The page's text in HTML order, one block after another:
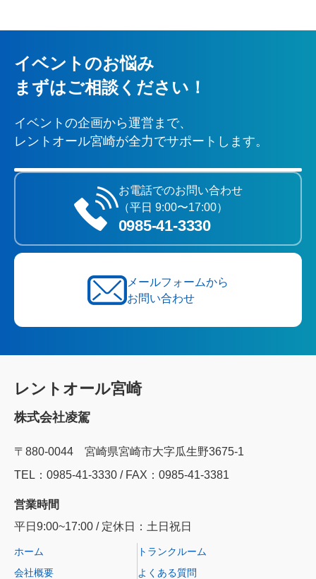
イベントのお悩み
まずはご相談ください！
イベントの企画から運営まで、
レントオール宮崎が全力でサポートします。
お電話でのお問い合わせ
（平日 9:00〜17:00）
0985‐41‐3330
メールフォームから
お問い合わせ
レントオール宮崎
株式会社凌駕
〒880-0044 宮崎県宮崎市大字瓜生野3675-1
TEL：0985‐41‐3330 / FAX：0985-41-3381
営業時間
平日9:00~17:00 / 定休日：土日祝日
ホーム
会社概要
トランクルーム
よくある質問